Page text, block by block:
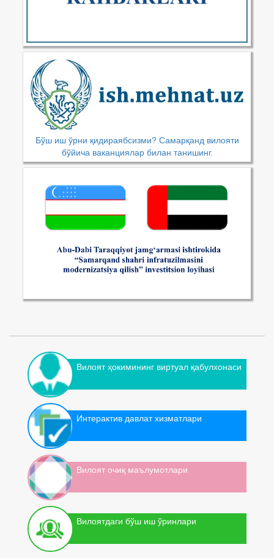
Бўш иш ўрни қидираябсизми? Самарқанд вилояти
бўйича ваканциялар билан танишинг.
Вилоят ҳокимининг виртуал қабулхонаси
Интерактив давлат хизматлари
Вилоят очиқ маълумотлари
Вилоятдаги бўш иш ўринлари